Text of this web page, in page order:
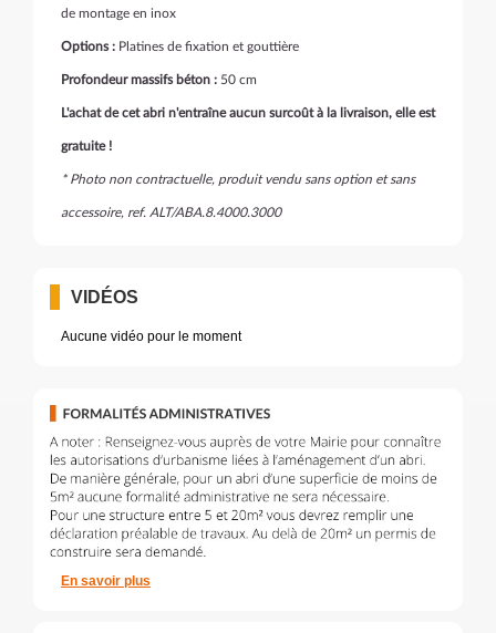
de montage en inox
Options : Platines de fixation et gouttière
Profondeur massifs béton : 50 cm
L'achat de cet abri n'entraîne aucun surcoût à la livraison, elle est
gratuite !
* Photo non contractuelle, produit vendu sans option et sans
accessoire, ref. ALT/ABA.8.4000.3000
VIDÉOS
Aucune vidéo pour le moment
En savoir plus